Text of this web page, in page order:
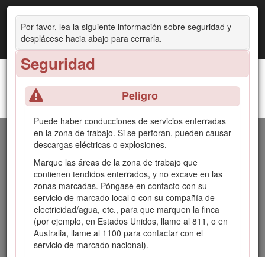
Por favor, lea la siguiente información sobre seguridad y
desplácese hacia abajo para cerrarla.
Seguridad
Peligro
Puede haber conducciones de servicios enterradas
en la zona de trabajo. Si se perforan, pueden causar
descargas eléctricas o explosiones.
Marque las áreas de la zona de trabajo que
contienen tendidos enterrados, y no excave en las
zonas marcadas. Póngase en contacto con su
servicio de marcado local o con su compañía de
electricidad/agua, etc., para que marquen la finca
(por ejemplo, en Estados Unidos, llame al 811, o en
Australia, llame al 1100 para contactar con el
servicio de marcado nacional).
Cabezal de zanjadora de alto par o de alta
velocidad
Introducción
El accesorio de cabezal de zanjadora está indicado para su
uso con una minicargadora compacta Toro con una variedad
de espadas y cadenas. Se ha diseñado principalmente para
abrir zanjas en la tierra y facilitar el tendido subterráneo de
cables y tuberías. No se ha diseñado para cortar materiales
duros como madera o hormigón. El uso de este producto
para otros propósitos que los previstos podría ser peligroso
para usted y para otras personas. No modifique la máquina
ni los accesorios.
Este accesorio debe utilizarse, mantenerse y repararse